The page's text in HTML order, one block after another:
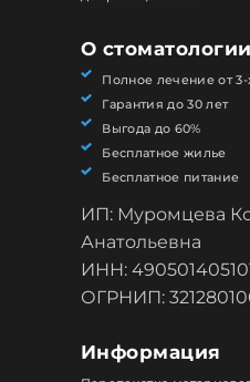
О стоматологии
Полное лечение от
Гарантия до 30 лет
Выгода до 60%
Бесплатное жилье
Бесплатное питание
ИП: Муромцева
Анатольевна
ИНН:
ОГРНИП:
Информация